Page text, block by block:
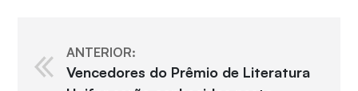
ANTERIOR:
Vencedores do Prêmio de Literatura